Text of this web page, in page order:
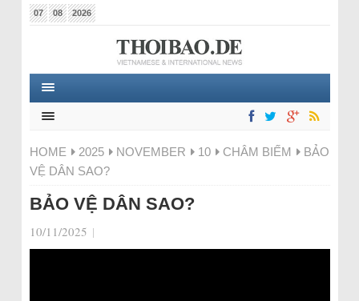
07 08 2026
HOME 2025 NOVEMBER 10 CHÂM BIẾM
BẢO
VỆ DÂN SAO?
BẢO VỆ DÂN SAO?
10/11/2025 |